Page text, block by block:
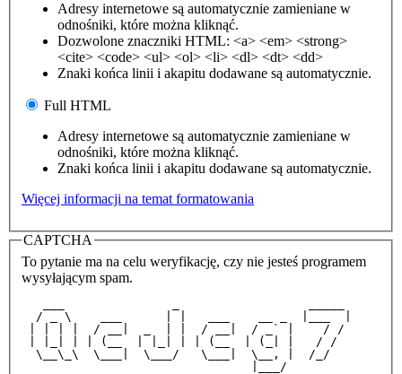
Adresy internetowe są automatycznie zamieniane w
odnośniki, które można kliknąć.
Dozwolone znaczniki HTML: <a> <em> <strong>
<cite> <code> <ul> <ol> <li> <dl> <dt> <dd>
Znaki końca linii i akapitu dodawane są automatycznie.
Full HTML
Adresy internetowe są automatycznie zamieniane w
odnośniki, które można kliknąć.
Znaki końca linii i akapitu dodawane są automatycznie.
Więcej informacji na temat formatowania
CAPTCHA
To pytanie ma na celu weryfikację, czy nie jesteś programem
wysyłającym spam.
  / _ \    ___      | |   ___    __ _  |___  |
| | | |  / __|  _  | |  / __|  / _` |    / /
| |_| | | (__  | |_| | | (__  | (_| |   / /
  \__\_\  \___|  \___/   \___|  \__, |  /_/
                                |___/